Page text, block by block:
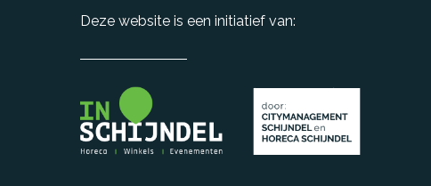
Deze website is een initiatief van: